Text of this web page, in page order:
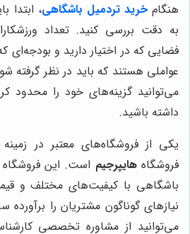
هنگامخرید تردمیل باشگاهی، ابتدا
به دقت بررسی کنید. تعداد
فضایی که در اختیار دارید و بودجه‌ای
عواملی هستند که باید در نظر گرفته
می‌توانید گزینه‌های خود را محدود
داشته باشید.
یکی از فروشگاه‌های معتبر در
فروشگاههایپرجیم است. این فروشگاه
باشگاهی با کیفیت‌های مختلف و
نیازهای گوناگون مشتریان را برآورده
می‌توانید از مشاوره تخصصی